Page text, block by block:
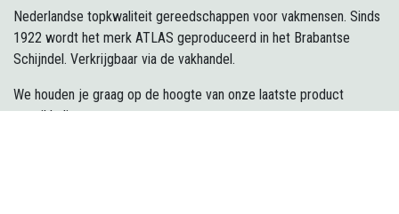
Nederlandse topkwaliteit gereedschappen voor vakmensen. Sinds
1922 wordt het merk ATLAS geproduceerd in het Brabantse
Schijndel. Verkrijgbaar via de vakhandel.
We houden je graag op de hoogte van onze laatste product
ontwikkelingen: